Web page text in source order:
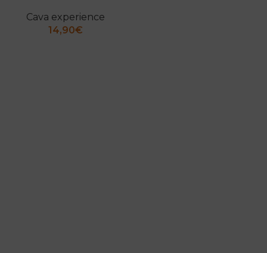
Cava experience
14,90€